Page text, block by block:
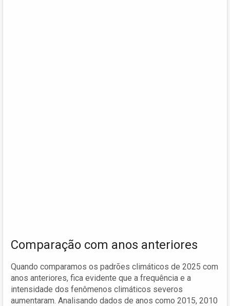
Comparação com anos anteriores
Quando comparamos os padrões climáticos de 2025 com
anos anteriores, fica evidente que a frequência e a
intensidade dos fenômenos climáticos severos
aumentaram. Analisando dados de anos como 2015, 2010